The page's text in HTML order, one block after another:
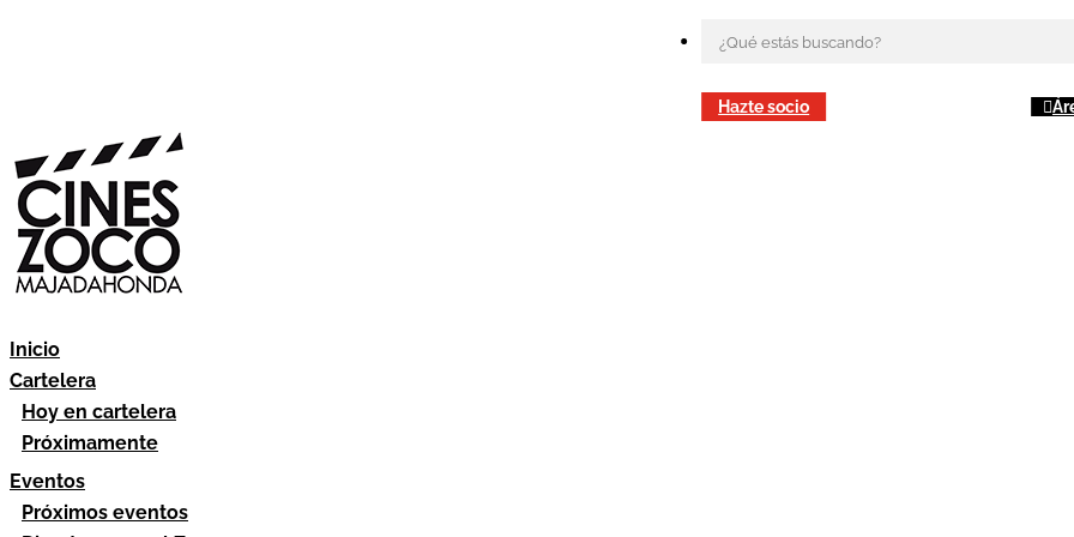
Hazte socio
Inicio
Cartelera
Hoy en cartelera
Próximamente
Eventos
Próximos eventos